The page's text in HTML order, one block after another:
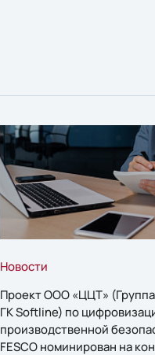
Новости
Проект ООО «ЦЦТ»
ГК Softline) по
производственной
FESCO номинирован на